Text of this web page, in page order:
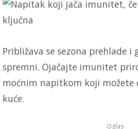
Približava se sezona prehlade i
spremni. Ojačajte imunitet
moćnim napitkom koji možete
kuće.
Oglas